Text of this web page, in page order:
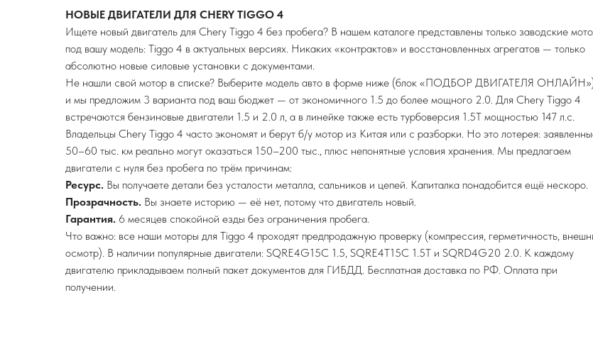
НОВЫЕ ДВИГАТЕЛИ ДЛЯ CHERY TIGGO 4
Ищете новый двигатель для Chery Tiggo 4 без пробега? В нашем каталоге представлены только заводские
под вашу модель: Tiggo 4 в актуальных версиях. Никаких «контрактов» и восстановленных агрегатов — только
абсолютно новые силовые установки с документами.
Не нашли свой мотор в списке? Выберите модель авто в форме ниже (блок «ПОДБОР ДВИГАТЕЛЯ
и мы предложим 3 варианта под ваш бюджет — от экономичного 1.5 до более мощного 2.0. Для Chery Tiggo 4
встречаются бензиновые двигатели 1.5 и 2.0 л, а в линейке также есть турбоверсия 1.5T мощностью 147 л.с.
Владельцы Chery Tiggo 4 часто экономят и берут б/у мотор из Китая или с разборки. Но это лотерея:
50–60 тыс. км реально могут оказаться 150–200 тыс., плюс непонятные условия хранения. Мы предлагаем
двигатели с нуля без пробега по трём причинам:
Ресурс. Вы получаете детали без усталости металла, сальников и цепей. Капиталка понадобится ещё нескоро.
Прозрачность. Вы знаете историю — её нет, потому что двигатель новый.
Гарантия. 6 месяцев спокойной езды без ограничения пробега.
Что важно: все наши моторы для Tiggo 4 проходят предпродажную проверку (компрессия, герметичность,
осмотр). В наличии популярные двигатели: SQRE4G15C 1.5, SQRE4T15C 1.5T и SQRD4G20 2.0. К каждому
двигателю прикладываем полный пакет документов для ГИБДД. Бесплатная доставка по РФ. Оплата при
получении.